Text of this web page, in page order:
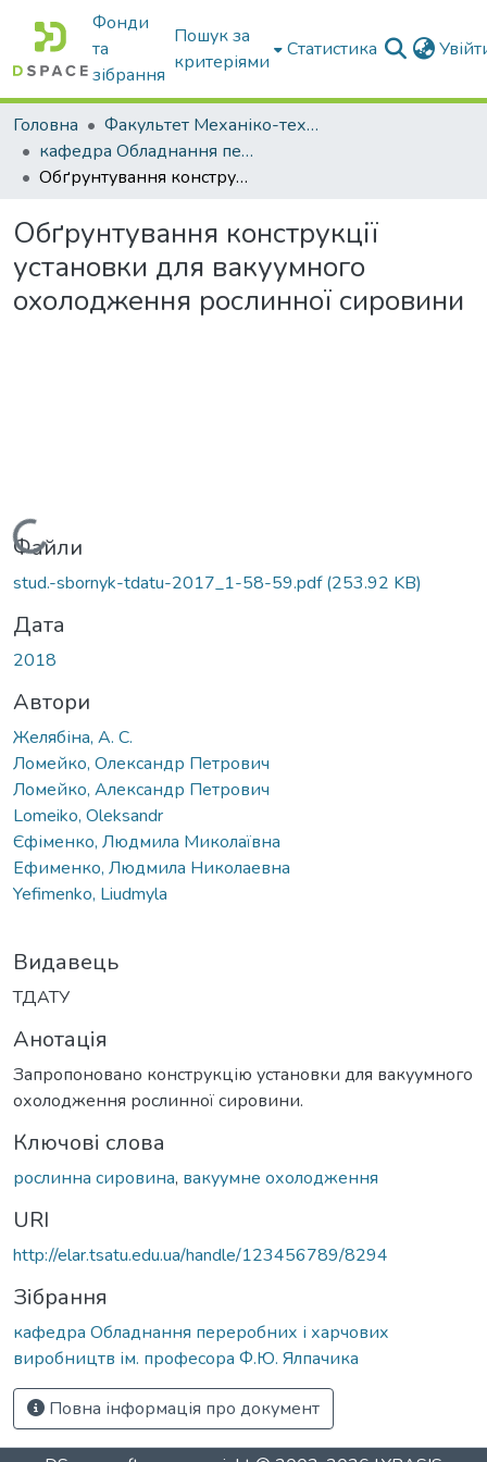
Фонди
та
зібрання
Пошук за
критеріями
Статистика
Головна
Факультет Механіко-технологічний
кафедра Обладнання переробних і харчових виробництв ім. професора Ф.Ю. Ялпачика
Обґрунтування конструкції установки для вакуумного охолодження рослинної сировини
Обґрунтування конструкції
установки для вакуумного
охолодження рослинної сировини
Вантажиться...
Файли
stud.-sbornyk-tdatu-2017_1-58-59.pdf(253.92 KB)
Дата
2018
Автори
Желябіна, А. С.
Ломейко, Олександр Петрович
Ломейко, Александр Петрович
Lomeiko, Oleksandr
Єфіменко, Людмила Миколаївна
Ефименко, Людмила Николаевна
Yefimenko, Liudmyla
Видавець
ТДАТУ
Анотація
Запропоновано конструкцію установки для вакуумного
охолодження рослинної сировини.
Ключові слова
рослинна сировина, вакуумне охолодження
URI
http://elar.tsatu.edu.ua/handle/123456789/8294
Зібрання
кафедра Обладнання переробних і харчових
виробництв ім. професора Ф.Ю. Ялпачика
Повна інформація про документ